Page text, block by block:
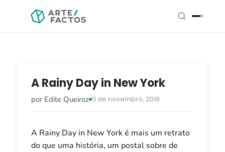
A Rainy Day in New York
por Edite Queiroz 11 de novembro, 2019
A Rainy Day in New York é mais um retrato
do que uma história, um postal sobre de